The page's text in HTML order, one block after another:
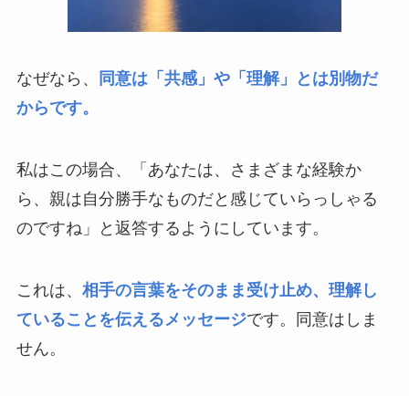
なぜなら、
同意は「共感」や「理解」とは別物だ
からです。
私はこの場合、「あなたは、さまざまな経験か
ら、親は自分勝手なものだと感じていらっしゃる
のですね」と返答するようにしています。
これは、 相手の言葉をそのまま受け止め、理解し
ていることを伝えるメッセージです。同意はしま
せん。